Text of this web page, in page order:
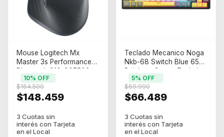
Mouse Logitech Mx
Master 3s Performance
Bluetooth 910-007502
Negro
$148.459
$164.500
10% OFF
Teclado Mecanico Noga
Nkb-68 Switch Blue 65%
Rainbow Gamer Teclado
Negro Idioma Espaol
Latinoamerica
$66.489
$69.990
5% OFF